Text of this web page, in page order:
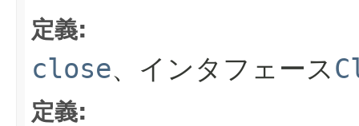
定義:
close、インタフェース
定義: